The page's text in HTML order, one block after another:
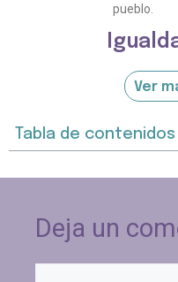
Ver
Tabla de contenidos
pueblo.
Deja un